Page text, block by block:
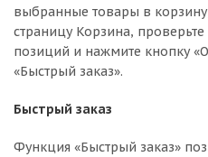
выбранные товары в
страницу Корзина,
позиций и нажмите кнопку
«Быстрый заказ».
Быстрый заказ
Функция «Быстрый заказ»